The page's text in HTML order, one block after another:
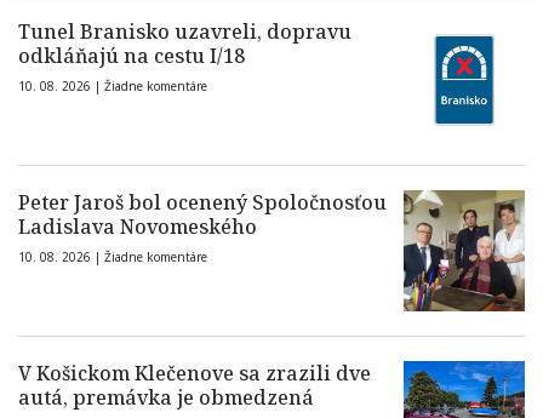
Tunel Branisko uzavreli, dopravu
odkláňajú na cestu I/18
10. 08. 2026 | Žiadne komentáre
Peter Jaroš bol ocenený Spoločnosťou
Ladislava Novomeského
10. 08. 2026 | Žiadne komentáre
V Košickom Klečenove sa zrazili dve
autá, premávka je obmedzená